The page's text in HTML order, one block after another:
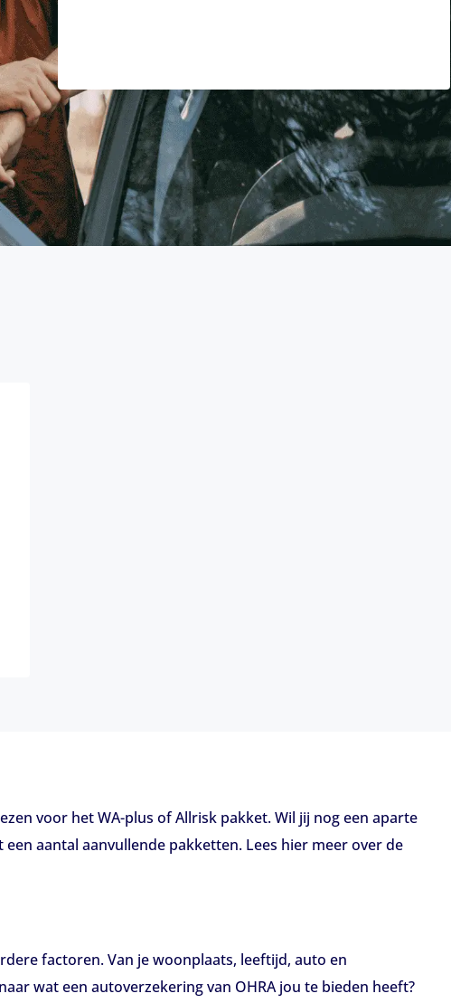
voor het WA-plus of Allrisk pakket. Wil jij nog een aparte
aantal aanvullende pakketten. Lees hier meer over de
factoren. Van je woonplaats, leeftijd, auto en
wat een autoverzekering van OHRA jou te bieden heeft?